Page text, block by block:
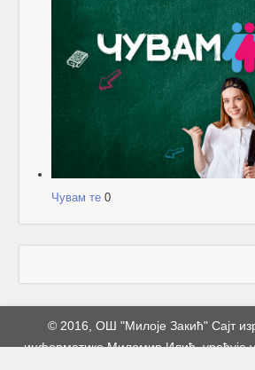
Чувам те 0
© 2016, ОШ "Милоје Закић" Сајт
информатике Миломир Илић, уређује